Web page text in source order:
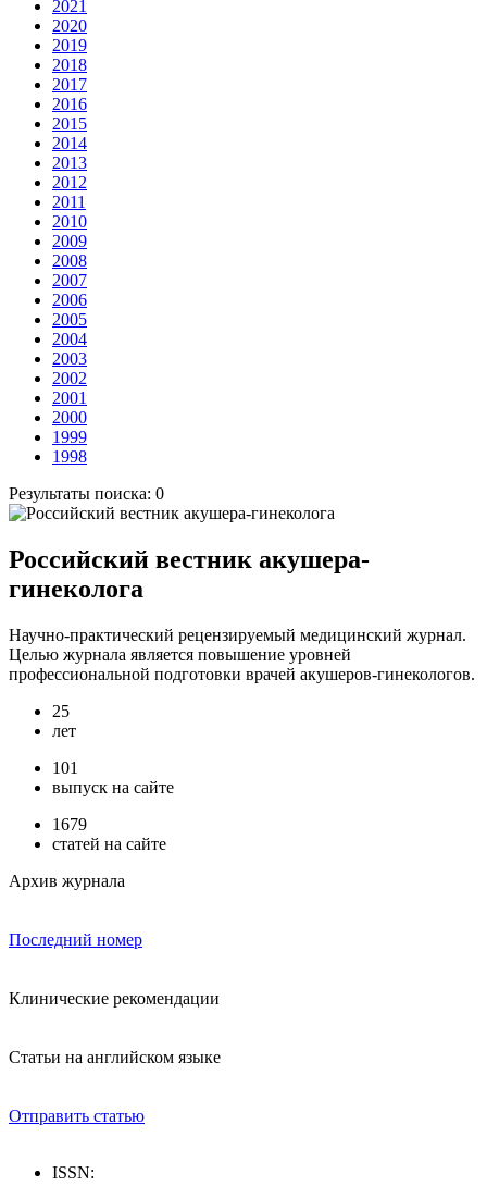
2021
2020
2019
2018
2017
2016
2015
2014
2013
2012
2011
2010
2009
2008
2007
2006
2005
2004
2003
2002
2001
2000
1999
1998
Результаты поиска: 0
Российский вестник акушера-
гинеколога
Научно-практический рецензируемый медицинский журнал.
Целью журнала является повышение уровней
профессиональной подготовки врачей акушеров-гинекологов.
25
лет
101
выпуск на сайте
1679
статей на сайте
Архив журнала
Последний номер
Клинические рекомендации
Статьи на английском языке
Отправить статью
ISSN: